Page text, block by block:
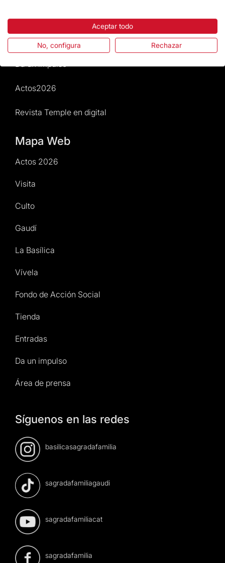
Agenda
Da un impulso
Actos2026
Revista Temple en digital
Mapa Web
Actos 2026
Visita
Culto
Gaudí
La Basílica
Vívela
Fondo de Acción Social
Tienda
Entradas
Da un impulso
Área de prensa
Síguenos en las redes
basilicasagradafamilia
sagradafamiliagaudi
sagradafamiliacat
sagradafamilia
Aceptar todo
No, configura Rechazar